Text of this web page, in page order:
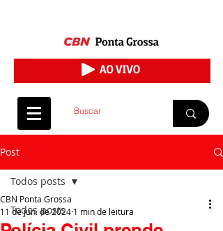
Post
Todos posts
Todos posts
CBN Ponta Grossa
11 de jun. de 2024 1 min de leitura